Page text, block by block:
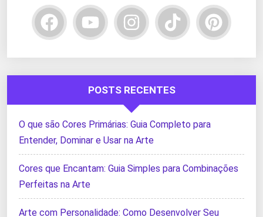
POSTS RECENTES
O que são Cores Primárias: Guia Completo para
Entender, Dominar e Usar na Arte
Cores que Encantam: Guia Simples para Combinações
Perfeitas na Arte
Arte com Personalidade: Como Desenvolver Seu